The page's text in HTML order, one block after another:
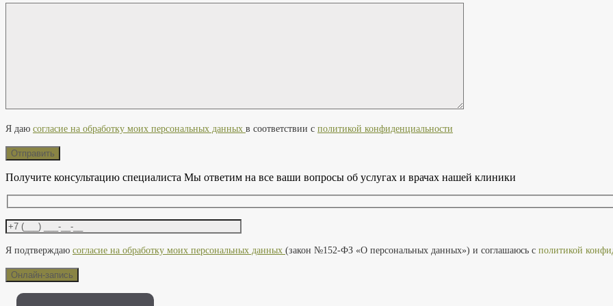
Я даю согласие на обработку моих персональных данных в соответствии с политикой конфиденциальности
Получите консультацию специалиста Мы ответим на все ваши вопросы об услугах и врачах нашей клиники
Я подтверждаю согласие на обработку моих персональных данных (закон №152-ФЗ «О персональных данных») и соглашаюсь с политикой